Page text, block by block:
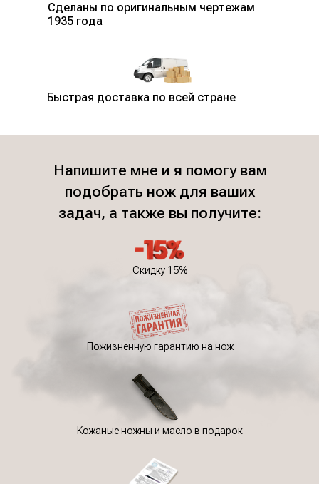
Быстрая доставка по всей стране
Сделаны по оригинальным чертежам
1935 года
Напишите мне и я помогу вам
подобрать нож для ваших
задач, а также вы получите:
Скидку 15%
Пожизненную гарантию на нож
Кожаные ножны и масло в подарок